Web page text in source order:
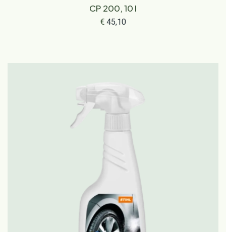
CP 200, 10 l
€45,10